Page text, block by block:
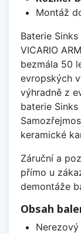
Montáž
Baterie
VICARIO
bezmála 50
evropských
výhradně z
baterie
keramické
Záruční a
přímo u
demontáže
Obsah